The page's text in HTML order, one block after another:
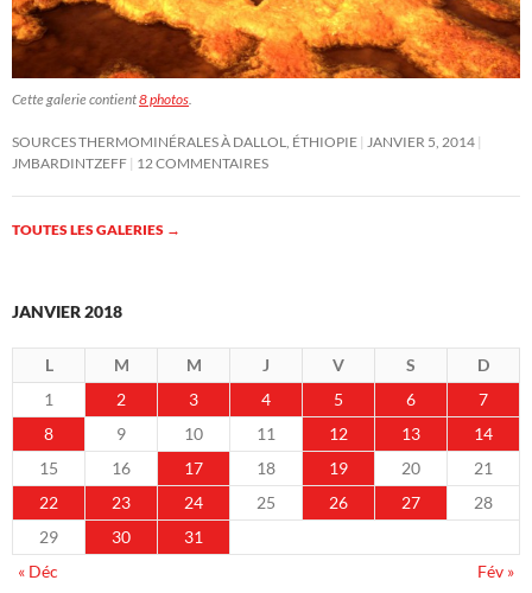
Cette galerie contient8 photos.
SOURCES THERMOMINÉRALES À DALLOL, ÉTHIOPIE JANVIER 5, 2014
JMBARDINTZEFF 12 COMMENTAIRES
TOUTES LES GALERIES →
JANVIER 2018
L M M J V S
D
1
2 3 4 5 6
7
8
9 10 11 12 13
14
15
16 17 18 19 20
21
22
23 24 25 26 27
28
29
30
31
« Déc
Fév »